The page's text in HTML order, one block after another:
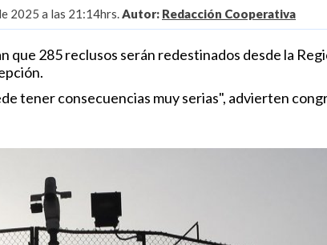
2025 a las 21:14hrs.Autor: Redacción Cooperativa
que 285 reclusos serán redestinados desde la
tener consecuencias muy serias", advierten